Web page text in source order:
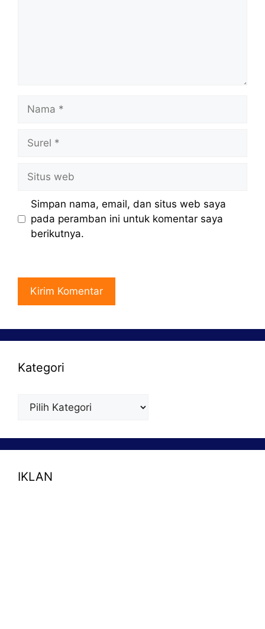
Nama
Surel
Situs
web
Simpan nama, email, dan situs web saya
pada peramban ini untuk komentar saya
berikutnya.
Kategori
Kategori
IKLAN